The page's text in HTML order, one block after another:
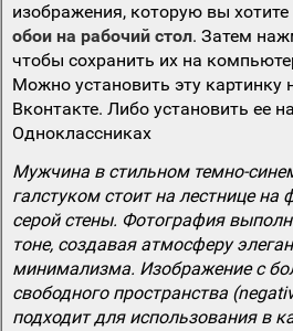
изображения, которую вы
обои на рабочий стол. Затем
чтобы сохранить их на
Можно установить эту картинку
Вконтакте. Либо установить ее
Одноклассниках
Мужчина в стильном темно-
галстуком стоит на лестнице на
серой стены. Фотография
тоне, создавая атмосферу
минимализма. Изображение с
свободного пространства
подходит для использования в